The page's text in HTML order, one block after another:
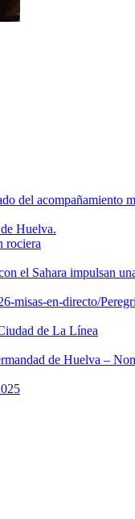
del acompañamiento
Huelva.
rociera
el Sahara impulsan
misas-en-directo/
de La Línea
de Huelva –